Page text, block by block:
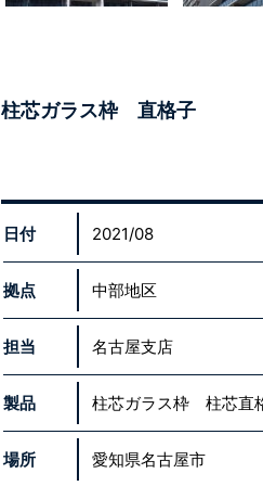
柱芯ガラス枠 直格子
日付 2021/08
拠点 中部地区
担当 名古屋支店
製品 柱芯ガラス枠 柱芯直
場所 愛知県名古屋市